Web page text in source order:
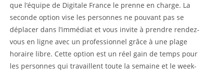
que l’équipe de Digitale France le prenne en charge. La
seconde option vise les personnes ne pouvant pas se
déplacer dans l’immédiat et vous invite à prendre rendez-
vous en ligne avec un professionnel grâce à une plage
horaire libre. Cette option est un réel gain de temps pour
les personnes qui travaillent toute la semaine et le week-